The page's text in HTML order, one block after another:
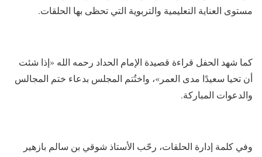
مستوى العناية التعليمية والتربوية التي تحظى بها الحلقات.
كما شهد الحفل قراءة قصيدة الإمام الحداد رحمه الله «إذا شئت
أن تحيا سعيدًا مدى العمر»، واختُتم المجلس بدعاء ختم المجالس
والدعوات المباركة.
وفي كلمة إدارة الحلقات، رحّب الأستاذ شوقي بن سالم بازهير